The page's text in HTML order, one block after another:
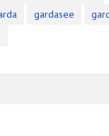
gardasee